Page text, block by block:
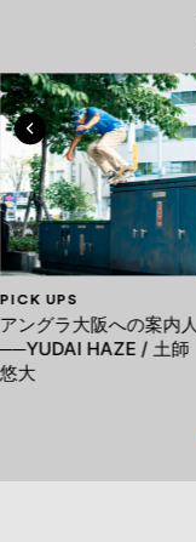
PICK UPS
アングラ大阪への案内人
──YUDAI HAZE / 土師
悠大